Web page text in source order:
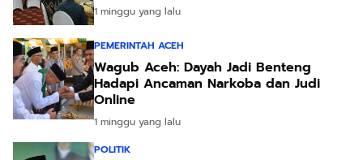
1 minggu yang lalu
PEMERINTAH ACEH
Wagub Aceh: Dayah Jadi Benteng
Hadapi Ancaman Narkoba dan Judi
Online
1 minggu yang lalu
POLITIK